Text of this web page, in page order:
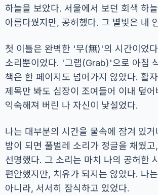
하늘을 보았다. 서울에서 보던 회색 하
아름다웠지만, 공허했다. 그 별빛은 내
첫 이틀은 완벽한 '무(無)'의 시간이었
소리뿐이었다. '그랩(Grab)'으로 아침
책은 한 페이지도 넘어가지 않았다. 활
제목만 봐도 심장이 조여들어 이내 덮
익숙해져 버린 나 자신이 낯설었다.
나는 대부분의 시간을 물속에 잠겨 있
밤이 되면 풀벌레 소리가 정글을 채웠
선명했다. 그 소리는 마치 나의 공허한
편안했지만, 치유가 되지는 않았다. 나
아니라, 서서히 잠식하고 있었다.